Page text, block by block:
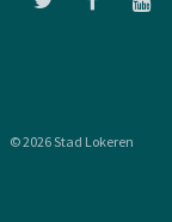
© 2026 Stad Lokeren